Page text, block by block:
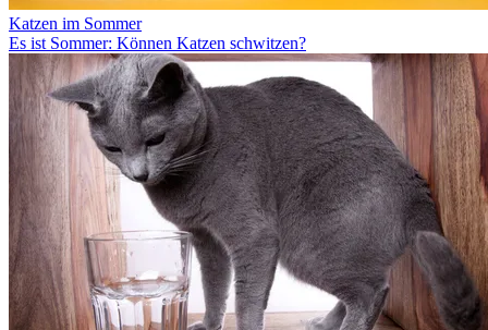
Katzen im Sommer
Es ist Sommer: Können Katzen schwitzen?